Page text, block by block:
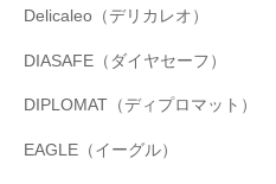
Delicaleo（デリカレオ）
DIASAFE（ダイヤセーフ）
DIPLOMAT（ディプロマット）
EAGLE（イーグル）